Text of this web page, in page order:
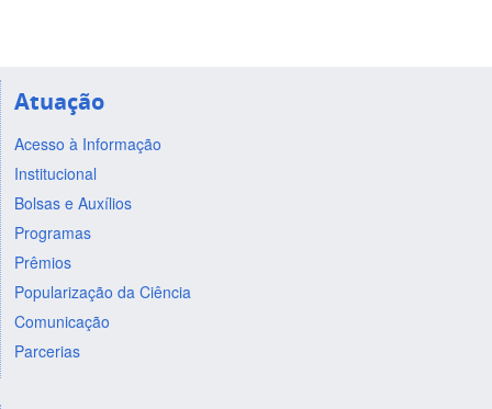
Atuação
Acesso à Informação
Institucional
Bolsas e Auxílios
Programas
Prêmios
Popularização da Ciência
Comunicação
Parcerias